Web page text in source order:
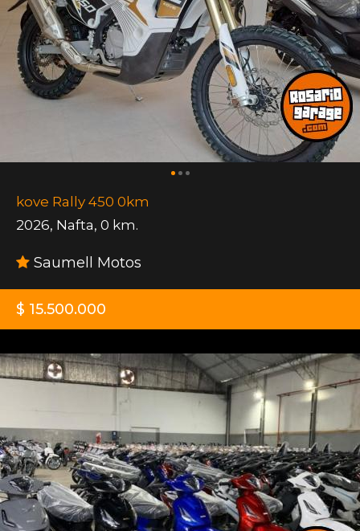
kove Rally 450 0km
2026, Nafta, 0 km.
Saumell Motos
$ 15.500.000